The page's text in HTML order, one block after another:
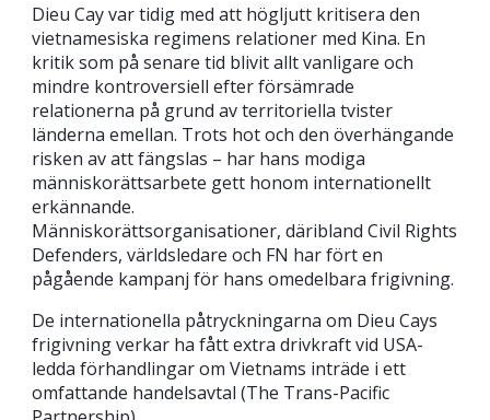
Dieu Cay var tidig med att högljutt kritisera den
vietnamesiska regimens relationer med Kina. En
kritik som på senare tid blivit allt vanligare och
mindre kontroversiell efter försämrade
relationerna på grund av territoriella tvister
länderna emellan. Trots hot och den överhängande
risken av att fängslas – har hans modiga
människorättsarbete gett honom internationellt
erkännande.
Människorättsorganisationer, däribland Civil Rights
Defenders, världsledare och FN har fört en
pågående kampanj för hans omedelbara frigivning.
De internationella påtryckningarna om Dieu Cays
frigivning verkar ha fått extra drivkraft vid USA-
ledda förhandlingar om Vietnams inträde i ett
omfattande handelsavtal (The Trans-Pacific